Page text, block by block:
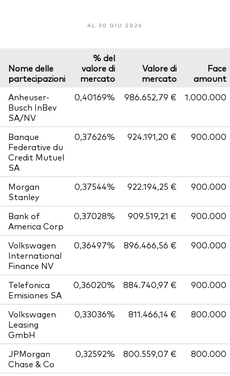
AL 30 GIU 2026
Nome delle
partecipazioni
% del
valore di
mercato
Valore di
mercato
Face
amount
Anheuser-
Busch InBev
SA/NV
0,40169% 986.652,79 € 1.000.000
Banque
Federative du
Credit Mutuel
SA
0,37626% 924.191,20 € 900.000
Morgan
Stanley
0,37544% 922.194,25 € 900.000
Bank of
America Corp
0,37028% 909.519,21 € 900.000
Volkswagen
International
Finance NV
0,36497% 896.466,56 € 900.000
Telefonica
Emisiones SA
0,36020% 884.740,97 € 900.000
Volkswagen
Leasing
GmbH
0,33036% 811.466,14 € 800.000
JPMorgan
Chase & Co
0,32592% 800.559,07 € 800.000